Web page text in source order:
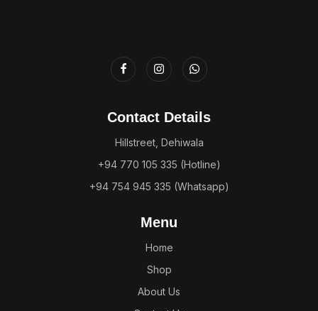
Contact Details
Hillstreet, Dehiwala
+94 770 105 335 (Hotline)
+94 754 945 335 (Whatsapp)
Menu
Home
Shop
About Us